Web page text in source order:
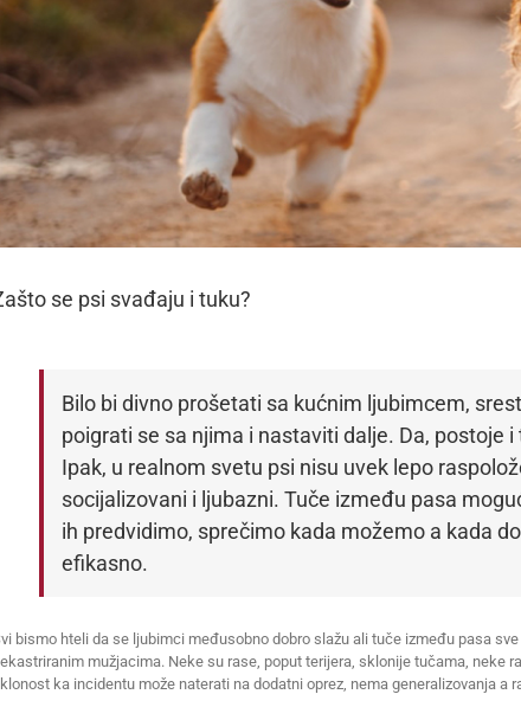
se psi svađaju i tuku?
Bilo bi divno prošetati sa kućnim ljubimcem,
poigrati se sa njima i nastaviti dalje. Da, postoje
Ipak, u realnom svetu psi nisu uvek lepo
socijalizovani i ljubazni. Tuče između pasa
ih predvidimo, sprečimo kada možemo a kada
efikasno.
bismo hteli da se ljubimci međusobno dobro slažu ali tuče između pasa
mužjacima. Neke su rase, poput terijera, sklonije tučama, neke
ka incidentu može naterati na dodatni oprez, nema generalizovanja a